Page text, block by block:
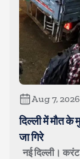
Aug 7, 2026
दिल्ली में मौत
जा गिरे
नई दिल्ली। करंट